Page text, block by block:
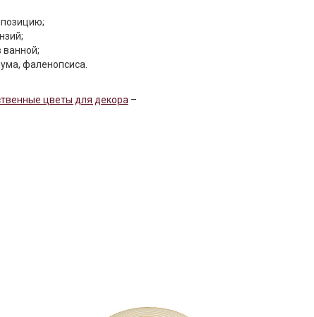
ванной;
фаленопсиса.
цветы для декора –